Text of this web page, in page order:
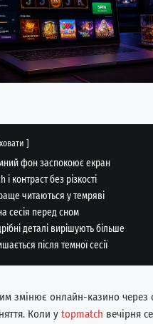
фон заспокоює екран
і контраст без різкості
читаються у темряві
сесія перед сном
деталі вирішують більше
після темної сесії
змінює онлайн-казино через
Коли у topmatch вечірня